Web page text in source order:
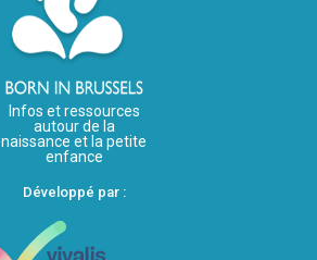
Infos et ressources
autour de la
naissance et la petite
enfance
Développé par :